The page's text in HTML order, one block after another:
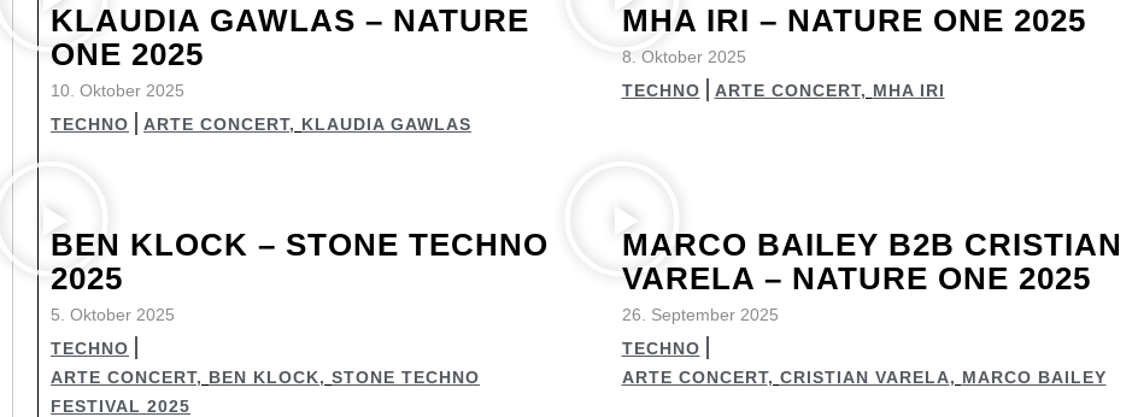
KLAUDIA GAWLAS – NATURE
ONE 2025
10. Oktober 2025
TECHNO
ARTE CONCERT, KLAUDIA GAWLAS
MHA IRI – NATURE ONE 2025
8. Oktober 2025
TECHNO
ARTE CONCERT, MHA IRI
BEN KLOCK – STONE TECHNO
2025
5. Oktober 2025
TECHNO
ARTE CONCERT, BEN KLOCK, STONE TECHNO
FESTIVAL 2025
MARCO BAILEY B2B CRISTIAN
VARELA – NATURE ONE 2025
26. September 2025
TECHNO
ARTE CONCERT, CRISTIAN VARELA, MARCO BAILEY